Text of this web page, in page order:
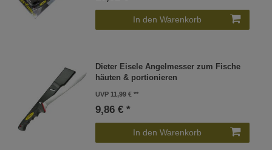
In den Warenkorb
Dieter Eisele Angelmesser zum Fische
häuten & portionieren
UVP 11,99 €
9,86 € *
In den Warenkorb